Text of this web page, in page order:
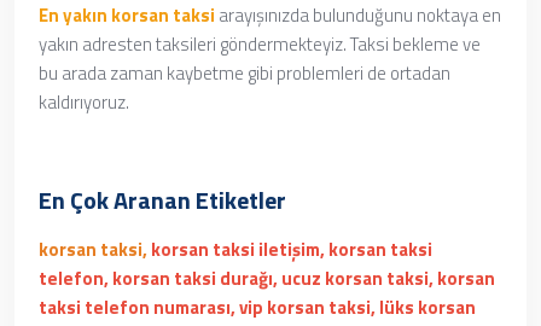
En yakın korsan taksi arayışınızda bulunduğunu noktaya en
yakın adresten taksileri göndermekteyiz. Taksi bekleme ve
bu arada zaman kaybetme gibi problemleri de ortadan
kaldırıyoruz.
En Çok Aranan Etiketler
korsan taksi, korsan taksi iletişim, korsan taksi
telefon, korsan taksi durağı, ucuz korsan taksi, korsan
taksi telefon numarası, vip korsan taksi, lüks korsan